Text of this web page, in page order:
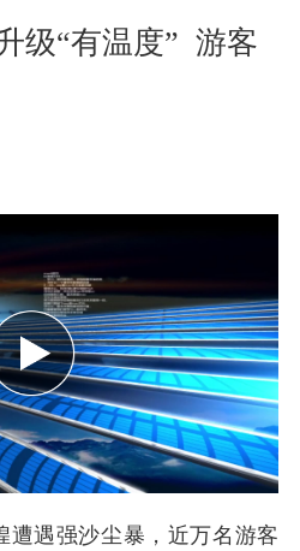
级“有温度”  游客
遭遇强沙尘暴，近万名游客